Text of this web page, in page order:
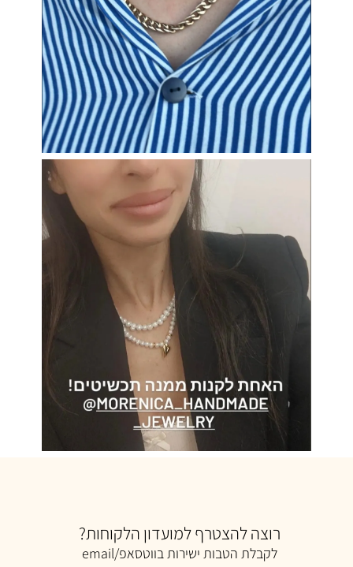
רוצה להצטרף למועדון הלקוחות?
לקבלת הטבות ישירות בווטסאפ/email